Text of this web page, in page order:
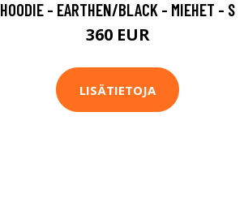
HOODIE - EARTHEN/BLACK - MIEHET - S
360 EUR
LISÄTIETOJA